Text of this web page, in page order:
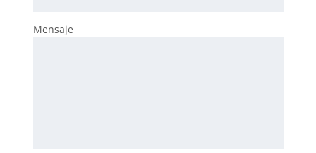
Mensaje